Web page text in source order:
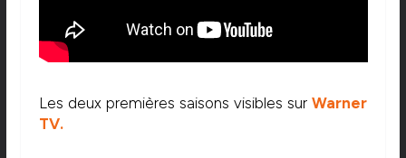
Les deux premières saisons visibles surWarner
TV.